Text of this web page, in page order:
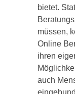
bietet.
müssen,
Online
ihren
auch